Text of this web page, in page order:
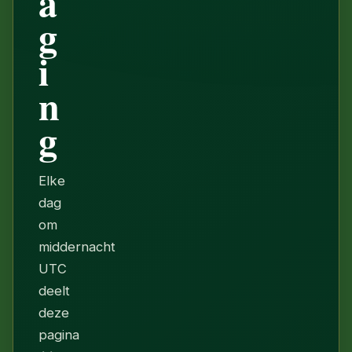
g
i
n
g
Elke
dag
om
middernacht
UTC
deelt
deze
pagina